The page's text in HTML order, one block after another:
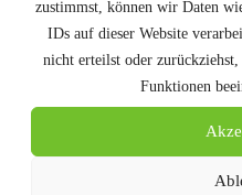
zustimmst, können wir Daten
IDs auf dieser Website
nicht erteilst oder
Funktionen